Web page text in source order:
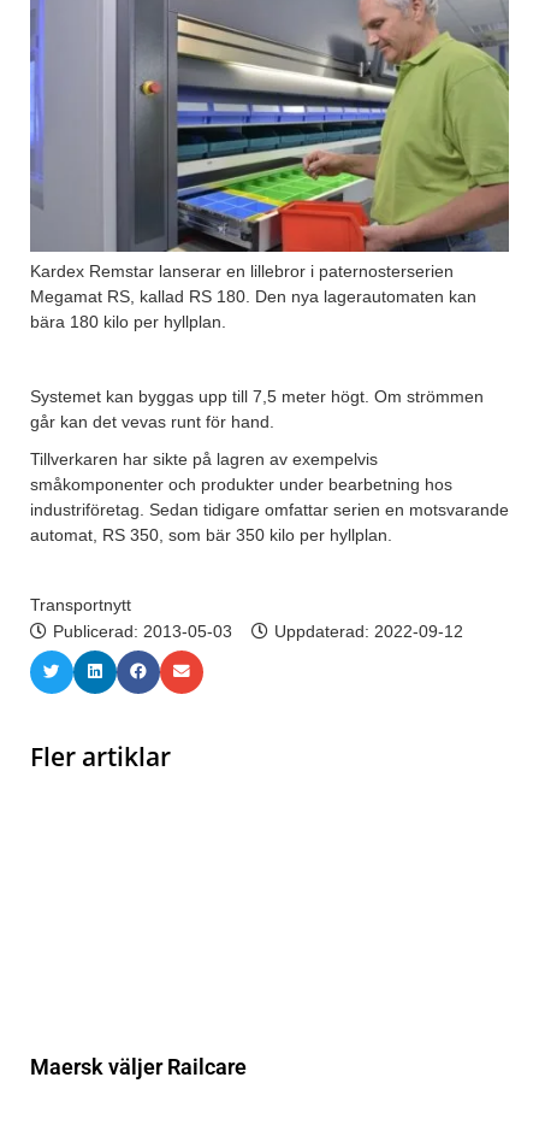
Kardex Remstar lanserar en lillebror i paternosterserien
Megamat RS, kallad RS 180. Den nya lagerautomaten kan
bära 180 kilo per hyllplan.
Systemet kan byggas upp till 7,5 meter högt. Om strömmen
går kan det vevas runt för hand.
Tillverkaren har sikte på lagren av exempelvis
småkomponenter och produkter under bearbetning hos
industriföretag. Sedan tidigare omfattar serien en motsvarande
automat, RS 350, som bär 350 kilo per hyllplan.
Transportnytt
Publicerad: 2013-05-03 Uppdaterad: 2022-09-12
Fler artiklar
Maersk väljer Railcare